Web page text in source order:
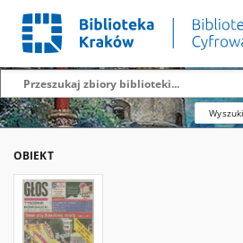
OBIEKT